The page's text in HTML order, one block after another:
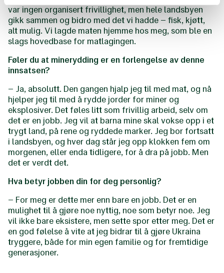
var ingen organisert frivillighet, men hele landsbyen
gikk sammen og bidro med det vi hadde – fisk, kjøtt,
alt mulig. Vi lagde maten hjemme hos meg, som ble en
slags hovedbase for matlagingen.
Føler du at minerydding er en forlengelse av denne
innsatsen?
– Ja, absolutt. Den gangen hjalp jeg til med mat, og nå
hjelper jeg til med å rydde jorder for miner og
eksplosiver. Det føles litt som frivillig arbeid, selv om
det er en jobb. Jeg vil at barna mine skal vokse opp i et
trygt land, på rene og ryddede marker. Jeg bor fortsatt
i landsbyen, og hver dag står jeg opp klokken fem om
morgenen, eller enda tidligere, for å dra på jobb. Men
det er verdt det.
Hva betyr jobben din for deg personlig?
– For meg er dette mer enn bare en jobb. Det er en
mulighet til å gjøre noe nyttig, noe som betyr noe. Jeg
vil ikke bare eksistere, men sette spor etter meg. Det er
en god følelse å vite at jeg bidrar til å gjøre Ukraina
tryggere, både for min egen familie og for fremtidige
generasjoner.